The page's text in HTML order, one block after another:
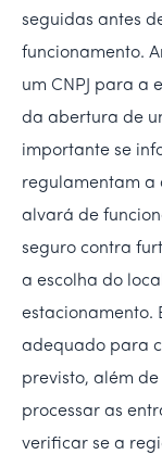
seguidas antes
funcionamento.
um CNPJ para a
da abertura de
importante se
regulamentam a
alvará de
seguro contra
a escolha do
estacionamento.
adequado para
previsto, além
processar as
verificar se a